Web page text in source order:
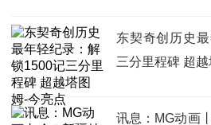
东契奇创历史
三分里程碑 超
讯息：MG动画